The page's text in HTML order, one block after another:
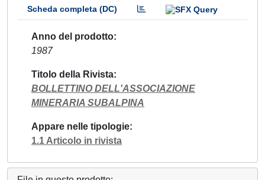
Scheda completa (DC)
Anno del prodotto
1987
Titolo della Rivista
BOLLETTINO DELL'ASSOCIAZIONE
MINERARIA SUBALPINA
Appare nelle tipologie
1.1 Articolo in rivista